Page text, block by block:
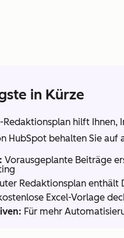
in Kürze
Redaktionsplan hilft
HubSpot behalten Sie
Vorausgeplante Beiträge
Redaktionsplan
Excel-Vorlage
Für mehr